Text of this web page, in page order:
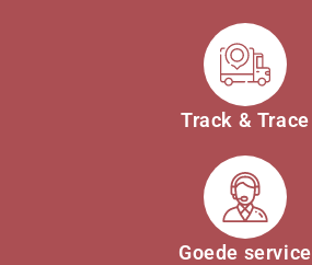
Track & Trace
Goede service